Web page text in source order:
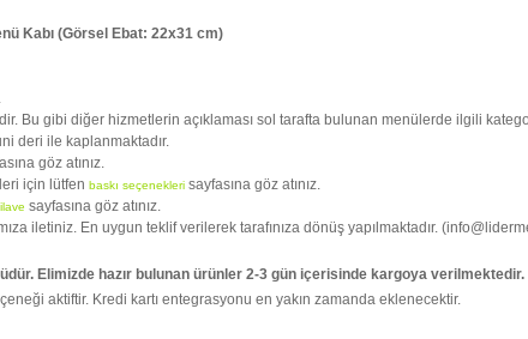
Kabı (Görsel Ebat: 22x31 cm)
Bu gibi diğer hizmetlerin açıklaması sol tarafta bulunan menülerde ilgili
deri ile kaplanmaktadır.
göz atınız.
için lütfen baskı seçenekleri sayfasına göz atınız.
ilave sayfasına göz atınız.
iletiniz. En uygun teklif verilerek tarafınıza dönüş yapılmaktadır.
Elimizde hazır bulunan ürünler 2-3 gün içerisinde kargoya verilmektedir.
aktiftir. Kredi kartı entegrasyonu en yakın zamanda eklenecektir.